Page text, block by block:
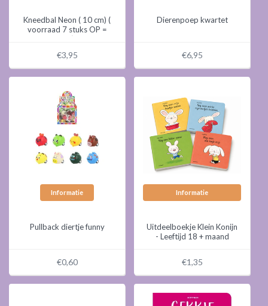
Kneedbal Neon ( 10 cm) (
voorraad 7 stuks OP =
OP)
€3,95
Dierenpoep kwartet
€6,95
Informatie
Pullback diertje funny
€0,60
Informatie
Uitdeelboekje Klein Konijn
- Leeftijd 18 + maand
€1,35